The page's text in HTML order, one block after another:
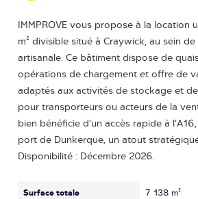
IMMPROVE vous propose à la location
m² divisible situé à Craywick, au sein
artisanale. Ce bâtiment dispose de
opérations de chargement et offre de
adaptés aux activités de stockage et
pour transporteurs ou acteurs de la
bien bénéficie d’un accès rapide à
port de Dunkerque, un atout
Disponibilité : Décembre 2026.
Surface totale 7 138 m²